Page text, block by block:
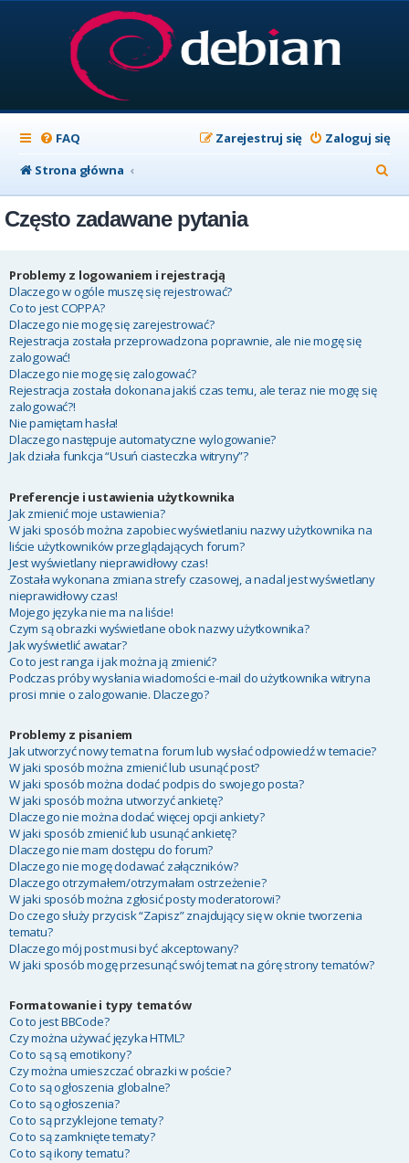
FAQ Zaloguj się
Zarejestruj się
Strona główna
z
Często zadawane pytania
Problemy z logowaniem i rejestracją
Dlaczego w ogóle muszę się rejestrować?
Co to jest COPPA?
Dlaczego nie mogę się zarejestrować?
Rejestracja została przeprowadzona poprawnie, ale nie mogę się
zalogować!
Dlaczego nie mogę się zalogować?
Rejestracja została dokonana jakiś czas temu, ale teraz nie mogę się
zalogować?!
Nie pamiętam hasła!
Dlaczego następuje automatyczne wylogowanie?
Jak działa funkcja “Usuń ciasteczka witryny”?
Preferencje i ustawienia użytkownika
Jak zmienić moje ustawienia?
W jaki sposób można zapobiec wyświetlaniu nazwy użytkownika na
liście użytkowników przeglądających forum?
Jest wyświetlany nieprawidłowy czas!
Została wykonana zmiana strefy czasowej, a nadal jest wyświetlany
nieprawidłowy czas!
Mojego języka nie ma na liście!
Czym są obrazki wyświetlane obok nazwy użytkownika?
Jak wyświetlić awatar?
Co to jest ranga i jak można ją zmienić?
Podczas próby wysłania wiadomości e-mail do użytkownika witryna
prosi mnie o zalogowanie. Dlaczego?
Problemy z pisaniem
Jak utworzyć nowy temat na forum lub wysłać odpowiedź w temacie?
W jaki sposób można zmienić lub usunąć post?
W jaki sposób można dodać podpis do swojego posta?
W jaki sposób można utworzyć ankietę?
Dlaczego nie można dodać więcej opcji ankiety?
W jaki sposób zmienić lub usunąć ankietę?
Dlaczego nie mam dostępu do forum?
Dlaczego nie mogę dodawać załączników?
Dlaczego otrzymałem/otrzymałam ostrzeżenie?
W jaki sposób można zgłosić posty moderatorowi?
Do czego służy przycisk “Zapisz” znajdujący się w oknie tworzenia
tematu?
Dlaczego mój post musi być akceptowany?
W jaki sposób mogę przesunąć swój temat na górę strony tematów?
Formatowanie i typy tematów
Co to jest BBCode?
Czy można używać języka HTML?
Co to są są emotikony?
Czy można umieszczać obrazki w poście?
Co to są ogłoszenia globalne?
Co to są ogłoszenia?
Co to są przyklejone tematy?
Co to są zamknięte tematy?
Co to są ikony tematu?